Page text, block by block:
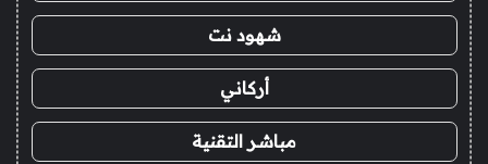
شهود نت
أركاني
مباشر التقنية